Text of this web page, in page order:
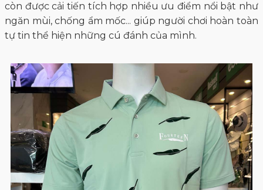
còn được cải tiến tích hợp nhiều ưu điểm nổi bật như
ngăn mùi, chống ẩm mốc... giúp người chơi hoàn toàn
tự tin thể hiện những cú đánh của mình.